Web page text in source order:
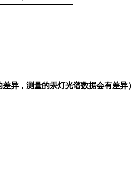
异，测量的汞灯光谱数据会有差异）